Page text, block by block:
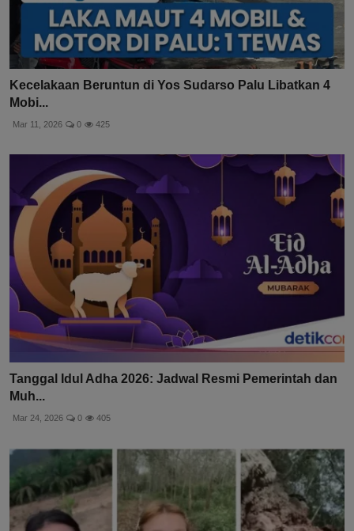
Kecelakaan Beruntun di Yos Sudarso Palu Libatkan 4
Mobi...
Mar 11, 2026 0 425
Tanggal Idul Adha 2026: Jadwal Resmi Pemerintah dan
Muh...
Mar 24, 2026 0 405